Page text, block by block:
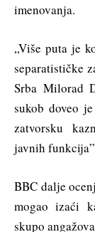
imenovanja.
„Više puta je
separatističke
Srba Milorad
sukob doveo
zatvorsku
javnih
BBC dalje
mogao izaći
skupo